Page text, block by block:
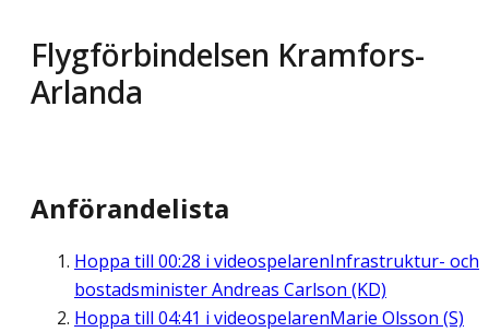
Flygförbindelsen Kramfors-
Arlanda
Anförandelista
Hoppa till 00:28 i videospelarenInfrastruktur- och
bostadsminister Andreas Carlson (KD)
Hoppa till 04:41 i videospelarenMarie Olsson (S)